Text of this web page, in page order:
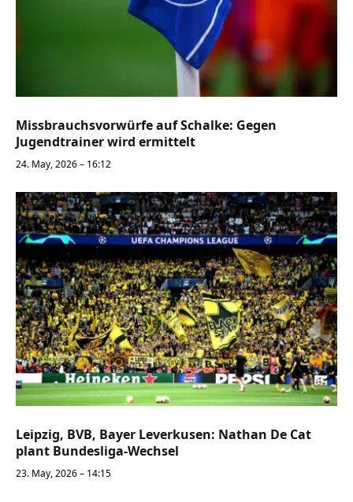
Missbrauchsvorwürfe auf Schalke: Gegen
Jugendtrainer wird ermittelt
24. May, 2026 – 16:12
Leipzig, BVB, Bayer Leverkusen: Nathan De Cat
plant Bundesliga-Wechsel
23. May, 2026 – 14:15